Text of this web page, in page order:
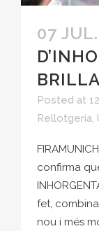
07 JUL.
Posted at
Rellotgeria,
confirma
fet,
nou i més